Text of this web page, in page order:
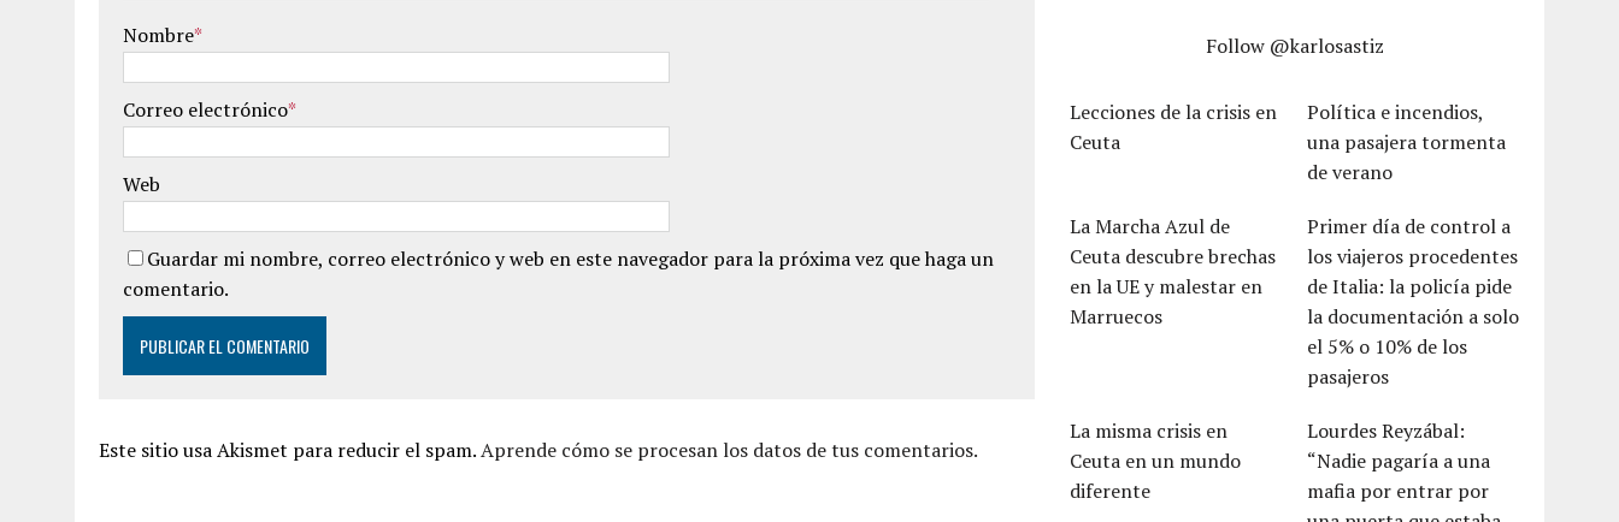
Nombre*
Correo electrónico*
Web
Guardar mi nombre, correo electrónico y web en este navegador para la próxima vez que haga un
comentario.
Este sitio usa Akismet para reducir el spam.Aprende cómo se procesan los datos de tus comentarios.
Follow @karlosastiz
Lecciones de la crisis en
Ceuta
Política e incendios,
una pasajera tormenta
de verano
La Marcha Azul de
Ceuta descubre brechas
en la UE y malestar en
Marruecos
Primer día de control a
los viajeros procedentes
de Italia: la policía pide
la documentación a solo
el 5% o 10% de los
pasajeros
La misma crisis en
Ceuta en un mundo
diferente
Lourdes Reyzábal:
“Nadie pagaría a una
mafia por entrar por